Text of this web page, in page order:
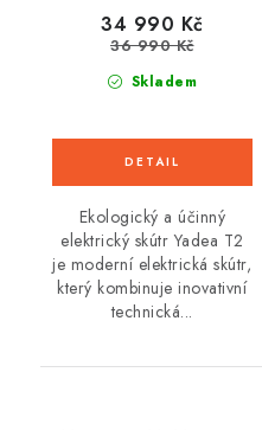
Skladem
34 990 Kč
36 990 Kč
Ekologický a účinný
elektrický skútr Yadea T2
je moderní elektrická skútr,
který kombinuje inovativní
technická...